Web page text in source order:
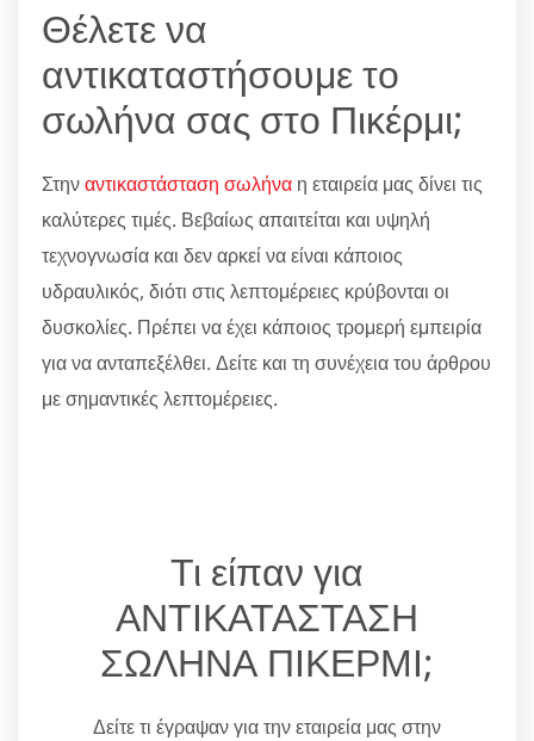
Θέλετε να
αντικαταστήσουμε το
σωλήνα σας στο Πικέρμι;
Στηναντικαστάσταση σωλήνα η εταιρεία μας δίνει τις
καλύτερες τιμές. Βεβαίως απαιτείται και υψηλή
τεχνογνωσία και δεν αρκεί να είναι κάποιος
υδραυλικός, διότι στις λεπτομέρειες κρύβονται οι
δυσκολίες. Πρέπει να έχει κάποιος τρομερή εμπειρία
για να ανταπεξέλθει. Δείτε και τη συνέχεια του άρθρου
με σημαντικές λεπτομέρειες.
Τι είπαν για
ΑΝΤΙΚΑΤΑΣΤΑΣΗ
ΣΩΛΗΝΑ ΠΙΚΕΡΜΙ;
Δείτε τι έγραψαν για την εταιρεία μας στην